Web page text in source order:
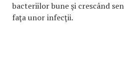
bacteriilor bune şi crescând
faţa unor infecţii.